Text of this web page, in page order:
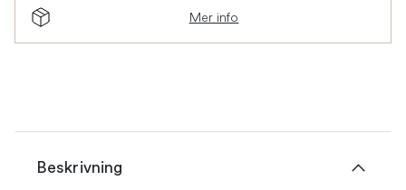
Mer info
Beskrivning